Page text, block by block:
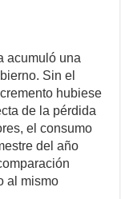
acumuló una
Sin el
hubiese
de la pérdida
el consumo
del año
al mismo